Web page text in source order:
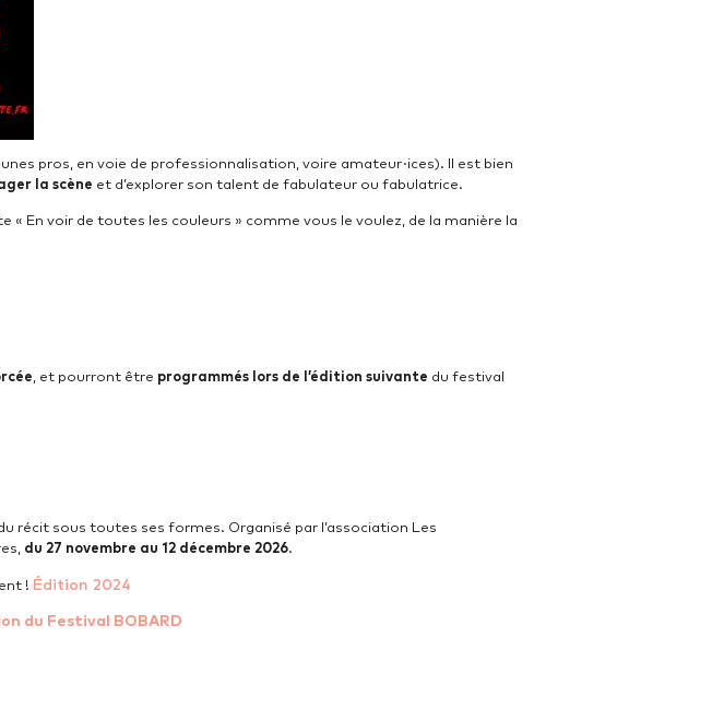
pros, en voie de professionnalisation, voire amateur·ices). Il est bien
la scène et d’explorer son talent de fabulateur ou fabulatrice.
« En voir de toutes les couleurs » comme vous le voulez, de la manière la
, et pourront être programmés lors de l’édition suivante du festival
récit sous toutes ses formes. Organisé par l’association Les
du 27 novembre au 12 décembre 2026.
! Édition 2024
du Festival BOBARD